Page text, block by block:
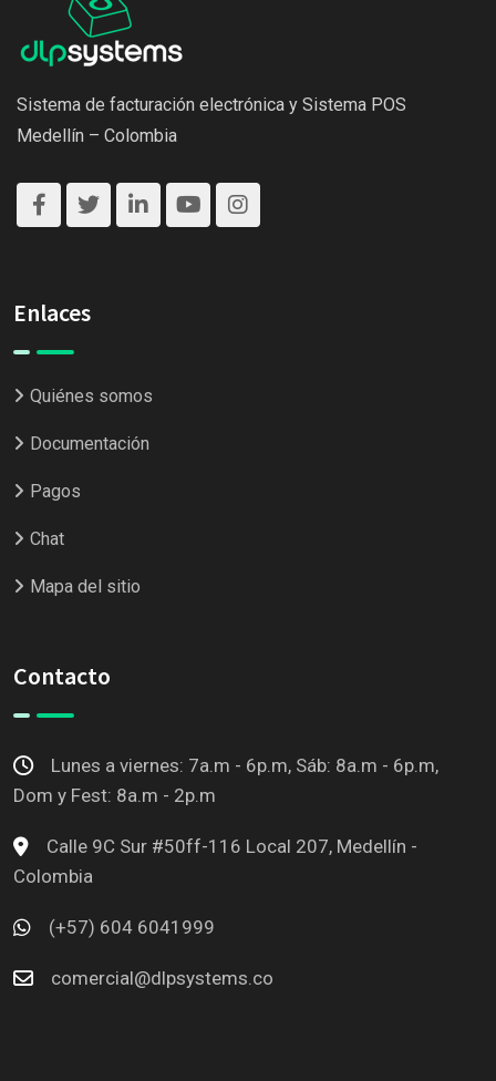
Sistema de facturación electrónica y Sistema POS
Medellín – Colombia
Enlaces
Quiénes somos
Documentación
Pagos
Chat
Mapa del sitio
Contacto
Lunes a viernes: 7a.m - 6p.m, Sáb: 8a.m - 6p.m,
Dom y Fest: 8a.m - 2p.m
Calle 9C Sur #50ff-116 Local 207, Medellín -
Colombia
(+57) 604 6041999
comercial@dlpsystems.co